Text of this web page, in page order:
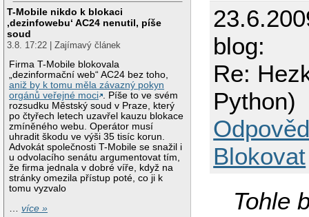
T-Mobile nikdo k blokaci
‚dezinfowebu‘ AC24 nenutil, píše
soud
3.8. 17:22 | Zajímavý článek
Firma T-Mobile blokovala
„dezinformační web“ AC24 bez toho,
aniž by k tomu měla závazný pokyn
orgánů veřejné moci . Píše to ve svém
rozsudku Městský soud v Praze, který
po čtyřech letech uzavřel kauzu blokace
zmíněného webu. Operátor musí
uhradit škodu ve výši 35 tisíc korun.
Advokát společnosti T-Mobile se snažil i
u odvolacího senátu argumentovat tím,
že firma jednala v dobré víře, když na
stránky omezila přístup poté, co ji k
tomu vyzvalo
…více »
blog:
Re:
Python)
Blokovat
Tohle